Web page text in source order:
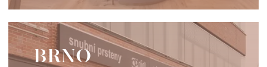
BRNO